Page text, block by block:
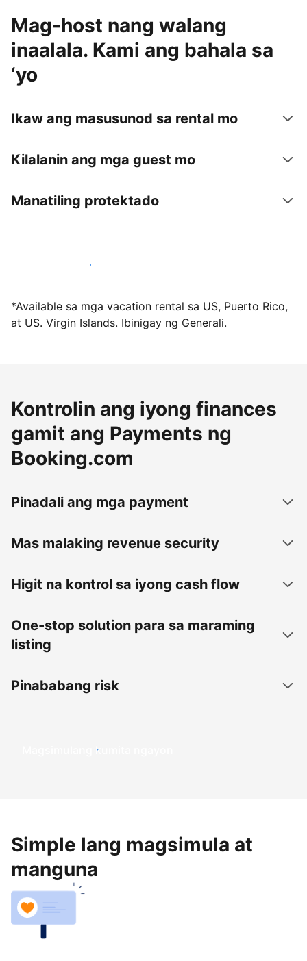
Mag-host nang walang
inaalala. Kami ang bahala sa
‘yo
Ikaw ang masusunod sa rental mo
Kilalanin ang mga guest mo
Manatiling protektado
Mag-host sa amin ngayon
*Available sa mga vacation rental sa US, Puerto Rico,
at US. Virgin Islands. Ibinigay ng Generali.
Kontrolin ang iyong finances
gamit ang Payments ng
Booking.com
Pinadali ang mga payment
Mas malaking revenue security
Higit na kontrol sa iyong cash flow
One-stop solution para sa maraming
listing
Pinababang risk
Magsimulang kumita ngayon
Simple lang magsimula at
manguna